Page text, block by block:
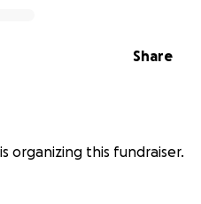
Share
organizing this fundraiser.